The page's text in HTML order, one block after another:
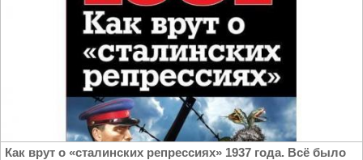
Как врут о «сталинских репрессиях» 1937 года. Всё было